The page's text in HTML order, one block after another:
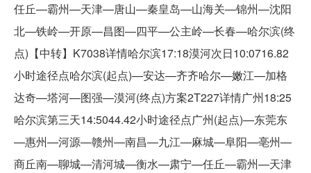
任丘—霸州—天津—唐山—秦皇岛—山海关—锦州—沈阳
北—铁岭—开原—昌图—四平—公主岭—长春—哈尔滨(终
点)【中转】K7038详情哈尔滨17:18漠河次日10:0716.82
小时途径点哈尔滨(起点)—安达—齐齐哈尔—嫩江—加格
达奇—塔河—图强—漠河(终点)方案2T227详情广州18:25
哈尔滨第三天14:5044.42小时途径点广州(起点)—东莞东
—惠州—河源—赣州—南昌—九江—麻城—阜阳—亳州—
商丘南—聊城—清河城—衡水—肃宁—任丘—霸州—天津